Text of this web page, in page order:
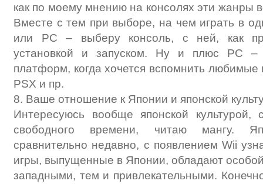
как по моему мнению на консолях эти жанры
Вместе с тем при выборе, на чем играть в
или PC – выберу консоль, с ней, как
установкой и запуском. Ну и плюс PC –
платформ, когда хочется вспомнить
PSX и пр.
8. Ваше отношение к Японии и японской
Интересуюсь вообще японской
свободного времени, читаю мангу.
сравнительно недавно, с появлением Wii
игры, выпущенные в Японии, обладают
западными, тем и привлекательными.